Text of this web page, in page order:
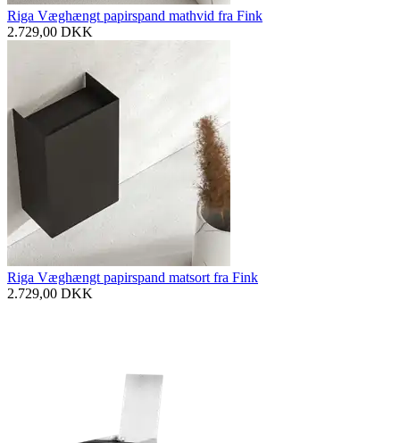
Riga Væghængt papirspand mathvid fra Fink
2.729,00 DKK
Riga Væghængt papirspand matsort fra Fink
2.729,00 DKK